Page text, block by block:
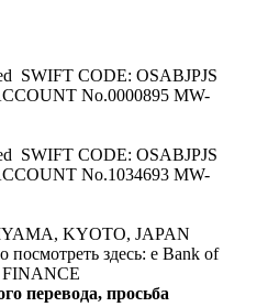
SWIFT CODE: OSABJPJS
No.0000895 MW-
SWIFT CODE: OSABJPJS
No.1034693 MW-
KYOTO, JAPAN
посмотреть здесь: e Bank of
FINANCE
перевода, просьба